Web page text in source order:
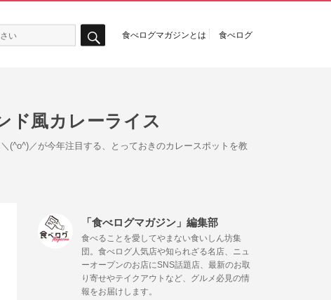
食べログマガジンとは 食べログ
ド風カレーライス
(^o^)／が今年注目する、とっておきのカレースポットを教
「食べログマガジン」編集部
食べることを愛してやまない食いしん坊集
団。食べログ人気店や知られざる名店、ニュ
ーオープンのお店にSNS話題店、最新のお取
り寄せやテイクアウトなど、グルメ必見の情
報をお届けします。